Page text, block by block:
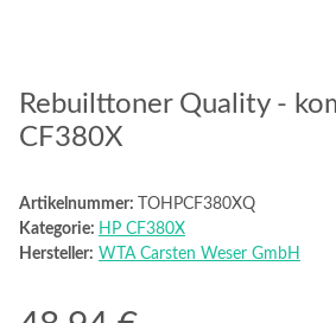
Rebuilttoner Quality -
CF380X
Artikelnummer:
TOHPCF380XQ
Kategorie: HP CF380X
Hersteller: WTA Carsten Weser GmbH